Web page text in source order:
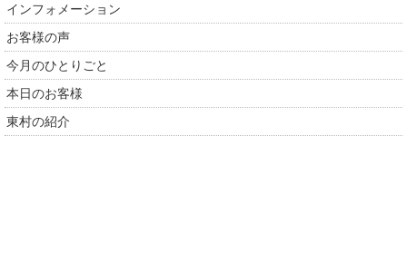
インフォメーション
お客様の声
今月のひとりごと
本日のお客様
東村の紹介